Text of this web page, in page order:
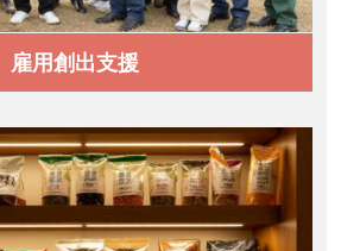
雇用創出支援